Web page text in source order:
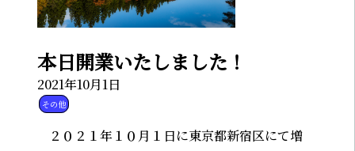
本日開業いたしました！
2021年10月1日
その他
２０２１年１０月１日に東京都新宿区にて増